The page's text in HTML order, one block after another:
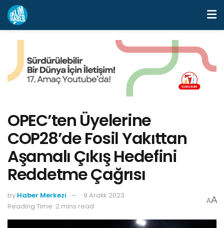
OPEC’ten Üyelerine
COP28’de Fosil Yakıttan
Aşamalı Çıkış Hedefini
Reddetme Çağrısı
by Haber Merkezi
9 Aralık 2023
Reading Time: 2 mins read
AA